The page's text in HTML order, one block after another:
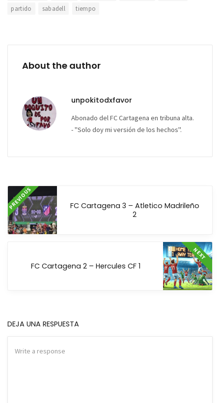
partido
sabadell tiempo
About the author
unpokitodxfavor
Abonado del FC Cartagena en tribuna alta.
- "Solo doy mi versión de los hechos".
PREVIOUS
FC Cartagena 3 – Atletico Madrileño
2
NEXT
FC Cartagena 2 – Hercules CF 1
DEJA UNA RESPUESTA